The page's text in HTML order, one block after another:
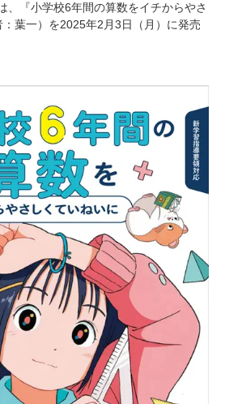
、『小学校6年間の算数をイチからやさ
葉一）を2025年2月3日（月）に発売